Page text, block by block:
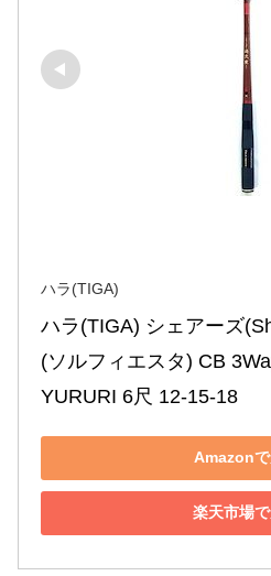
ハラ(TIGA)
ハラ(TIGA) シェアーズ
(ソルフィエスタ) CB
YURURI 6尺 12-15-18
Amazon
楽天市場